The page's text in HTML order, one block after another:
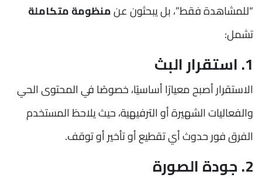
“للمشاهدة فقط”، بل يبحثون عنمنظومة متكاملة
تشمل:
1. استقرار البث
الاستقرار أصبح معيارًا أساسيًا، خصوصًا في المحتوى الحي
والفعاليات الشهيرة أو الترفيهية، حيث يلاحظ المستخدم
الفرق فور حدوث أي تقطيع أو تأخير أو توقف.
2. جودة الصورة